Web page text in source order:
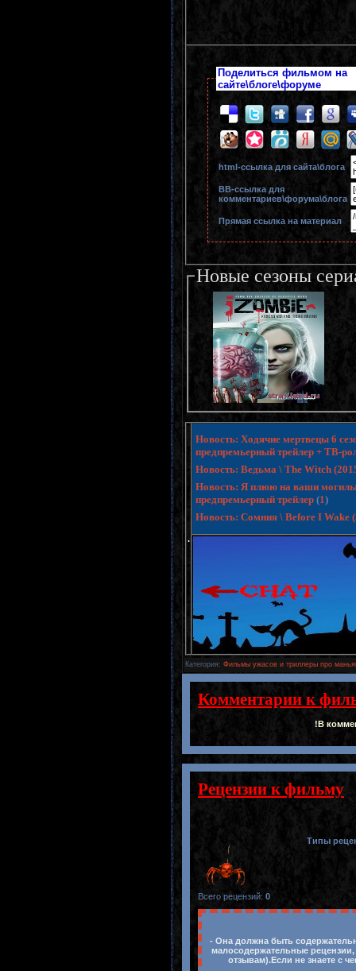
Поделиться фильмом на
сайте\блоге\форуме
html-cсылка для сайта\блога
BB-cсылка для
комментариев\форума\блога
Прямая ссылка на материал
Новые сезоны
.
Новость: Ходячие мертвецы 6
предпремьерный трейлер + ТВ-
Новость: Ведьма \ The Witch
Новость: Я плюю на ваши
предпремьерный трейлер (1)
Новость: Сомния \ Before I Wake
Категория: Фильмы ужасов и триллеры про
Комментарии к
!В
Рецензии к фильму
Типы
Всего рецензий: 0
- Она должна быть
малосодержательные
отзывам).Если не знаете с